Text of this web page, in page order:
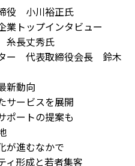
役 小川裕正氏
トップインタビュー
長丈秀氏
ー 代表取締役会長 鈴木
新動向
サービスを展開
ポートの提案も
が進むなかで
ィ形成と若者集客